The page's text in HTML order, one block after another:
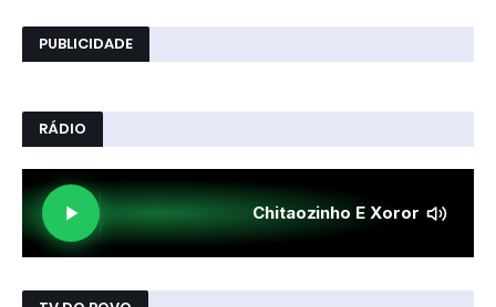
PUBLICIDADE
RÁDIO